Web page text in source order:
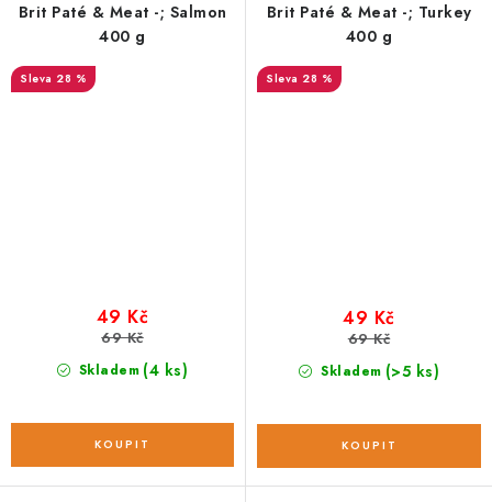
Brit Paté & Meat -; Salmon
400 g
28 %
Skladem (4 ks)
49 Kč
69 Kč
Brit Paté & Meat -; Turkey
400 g
28 %
Skladem (>5 ks)
49 Kč
69 Kč